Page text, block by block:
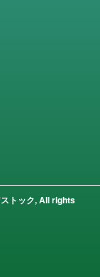
トック, All rights